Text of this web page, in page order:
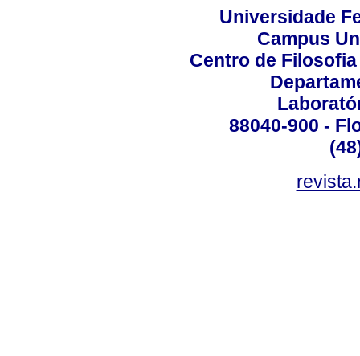
Universidade
Campus
Centro de
88040-900 -